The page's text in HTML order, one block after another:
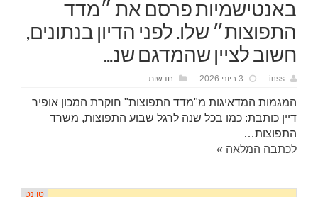
באנטישמיות פרסם את ״מדד
התפוצות״ שלו. לפני הדיון בנתונים,
חשוב לציין שהמדגם שנ…
inss 3 ביוני 2026 חדשות
המגמות המדאיגות מ"מדד התפוצות" חוקרת המכון אופיר
דיין כותבת: כמו בכל שנה לרגל שבוע התפוצות, משרד
התפוצות…
לכתבה המלאה »